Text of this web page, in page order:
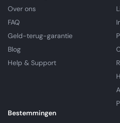
Over ons
FAQ
Geld-terug-garantie
Blog
Help & Support
Bestemmingen